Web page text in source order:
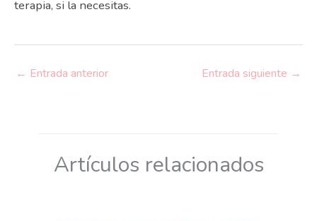
terapia, si la necesitas.
← Entrada anterior Entrada siguiente →
Artículos relacionados